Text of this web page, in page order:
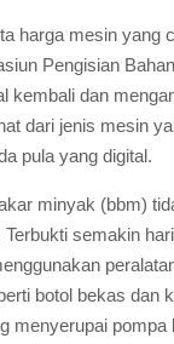
harga mesin yang
Pengisian
kembali dan
dari jenis mesin
pula yang digital.
minyak (bbm)
semakin
botol bekas dan
menyerupai